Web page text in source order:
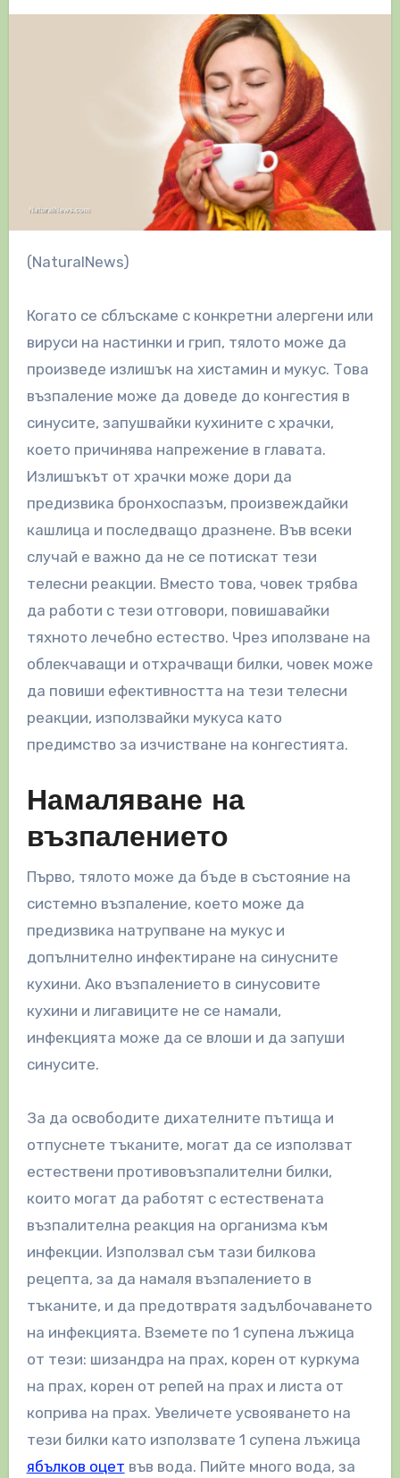
(NaturalNews)
Когато се сблъскаме с конкретни алергени или
вируси на настинки и грип, тялото може да
произведе излишък на хистамин и мукус. Това
възпаление може да доведе до конгестия в
синусите, запушвайки кухините с храчки,
което причинява напрежение в главата.
Излишъкът от храчки може дори да
предизвика бронхоспазъм, произвеждайки
кашлица и последващо дразнене. Във всеки
случай е важно да не се потискат тези
телесни реакции. Вместо това, човек трябва
да работи с тези отговори, повишавайки
тяхното лечебно естество. Чрез иползване на
облекчаващи и отхрачващи билки, човек може
да повиши ефективността на тези телесни
реакции, използвайки мукуса като
предимство за изчистване на конгестията.
Намаляване на
възпалението
Първо, тялото може да бъде в състояние на
системно възпаление, което може да
предизвика натрупване на мукус и
допълнително инфектиране на синусните
кухини. Ако възпалението в синусовите
кухини и лигавиците не се намали,
инфекцията може да се влоши и да запуши
синусите.
За да освободите дихателните пътища и
отпуснете тъканите, могат да се използват
естествени противовъзпалителни билки,
които могат да работят с естествената
възпалителна реакция на организма към
инфекции. Използвал съм тази билкова
рецепта, за да намаля възпалението в
тъканите, и да предотвратя задълбочаването
на инфекцията. Вземете по 1 супена лъжица
от тези: шизандра на прах, корен от куркума
на прах, корен от репей на прах и листа от
коприва на прах. Увеличете усвояването на
тези билки като използвате 1 супена лъжица
ябълков оцет във вода. Пийте много вода, за